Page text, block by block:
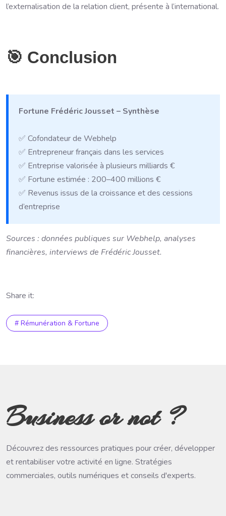
l’externalisation de la relation client, présente à l’international.
🎯 Conclusion
Fortune Frédéric Jousset – Synthèse
✅ Cofondateur de Webhelp
✅ Entrepreneur français dans les services
✅ Entreprise valorisée à plusieurs milliards €
✅ Fortune estimée : 200–400 millions €
✅ Revenus issus de la croissance et des cessions
d’entreprise
Sources : données publiques sur Webhelp, analyses
financières, interviews de Frédéric Jousset.
Share it:
# Rémunération & Fortune
Business or not ?
Découvrez des ressources pratiques pour créer, développer
et rentabiliser votre activité en ligne. Stratégies
commerciales, outils numériques et conseils d'experts.